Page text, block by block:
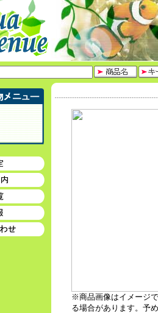
※商品画像はイメージ
る場合があります。予